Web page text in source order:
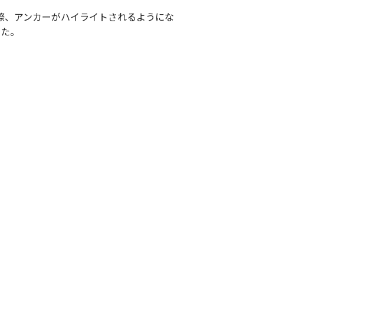
アンカーがハイライトされるようにな
。